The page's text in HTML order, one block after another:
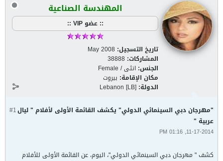
المهندسة الصناعية
:: عضو VIP ::
تاريخ التسجيل: May 2008
المشاركات: 38888
الجنس: انثى / Female
مكان الإقامة: بيروت
الدولة: Lebanon [LB]
#1"مهرجان دبي السينمائي الدولي" يكشف القائمة الأولى لأفلام " ليال
عربية "
11-17-2014, 01:16 PM
كشف " مهرجان دبي السينمائي الدولي"، اليوم، عن القائمة الأولى للأفلام